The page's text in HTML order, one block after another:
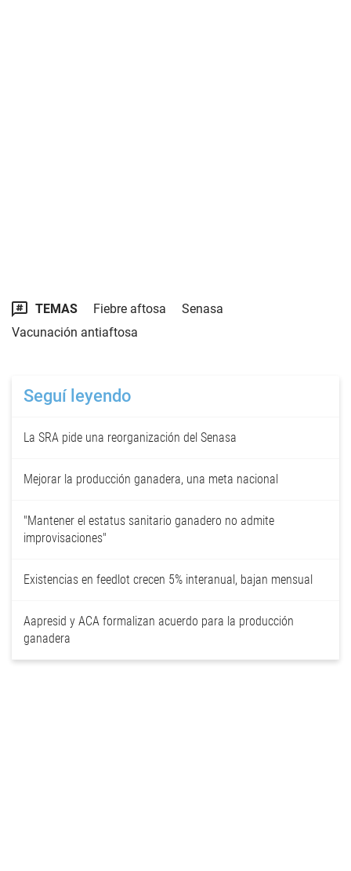
TEMAS Fiebre aftosa
Senasa
Vacunación antiaftosa
Seguí leyendo
La SRA pide una reorganización del Senasa
Mejorar la producción ganadera, una meta nacional
"Mantener el estatus sanitario ganadero no admite
improvisaciones"
Existencias en feedlot crecen 5% interanual, bajan mensual
Aapresid y ACA formalizan acuerdo para la producción
ganadera